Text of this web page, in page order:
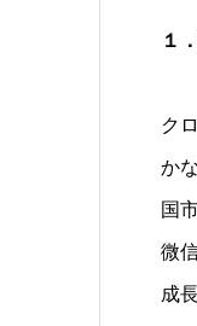
１
ク
か
国
微
成